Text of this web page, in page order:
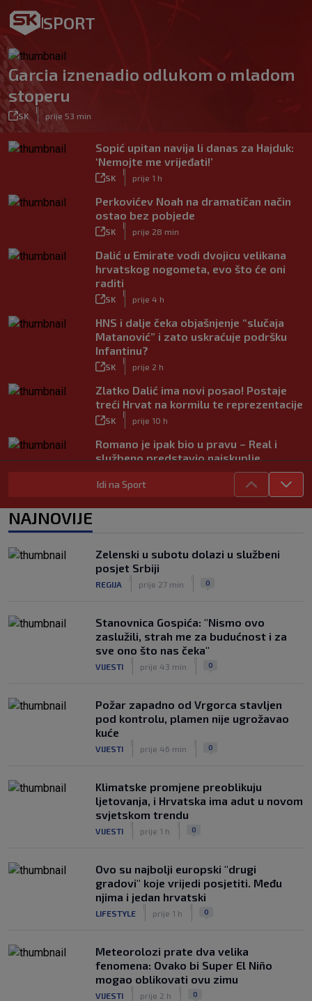
SPORT
Garcia iznenadio odlukom o mladom
stoperu
SK prije 53 min
Sopić upitan navija li danas za Hajduk:
‘Nemojte me vrijeđati!’
SK prije 1 h
Perkovićev Noah na dramatičan način
ostao bez pobjede
SK prije 28 min
Dalić u Emirate vodi dvojicu velikana
hrvatskog nogometa, evo što će oni
raditi
SK prije 4 h
HNS i dalje čeka objašnjenje “slučaja
Matanović” i zato uskraćuje podršku
Infantinu?
SK prije 2 h
Zlatko Dalić ima novi posao! Postaje
treći Hrvat na kormilu te reprezentacije
SK prije 10 h
Romano je ipak bio u pravu – Real i
službeno predstavio najskuplje
SK
|
prije 4 h
UEFA poslala oštru poruku Infantinu:
SK prije 3 h
FOTO / Federer ljetuje u Hrvatskoj:
‘Večera dostojna prvaka’
Idi na Sport
NAJNOVIJE
Zelenski u subotu dolazi u službeni
posjet Srbiji
REGIJA prije 27 min 0
Stanovnica Gospića: "Nismo ovo
zaslužili, strah me za budućnost i za
sve ono što nas čeka"
VIJESTI prije 43 min 0
Požar zapadno od Vrgorca stavljen
pod kontrolu, plamen nije ugrožavao
kuće
VIJESTI prije 46 min 0
Klimatske promjene preoblikuju
ljetovanja, i Hrvatska ima adut u novom
svjetskom trendu
VIJESTI prije 1 h 0
Ovo su najbolji europski "drugi
gradovi" koje vrijedi posjetiti. Među
njima i jedan hrvatski
LIFESTYLE prije 1 h 0
Meteorolozi prate dva velika
fenomena: Ovako bi Super El Niño
mogao oblikovati ovu zimu
VIJESTI prije 2 h 0